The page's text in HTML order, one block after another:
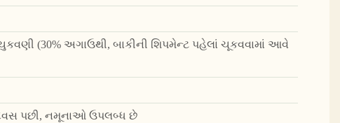
(30% અગાઉથી, બાકીની શિપમેન્ટ પહેલાં ચૂકવવામાં આવે
દિવસ પછી, નમૂનાઓ ઉપલબ્ધ છે